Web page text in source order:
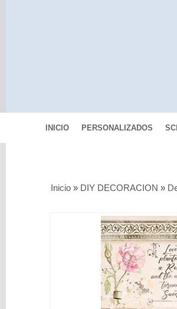
INICIO PERSONALIZADOS
Inicio » DIY DECORACION »